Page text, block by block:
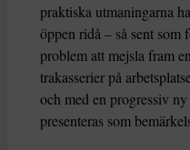
praktiska utmaningarna
öppen ridå – så sent
problem att mejsla fram
trakasserier på
och med en progressiv
presenteras som